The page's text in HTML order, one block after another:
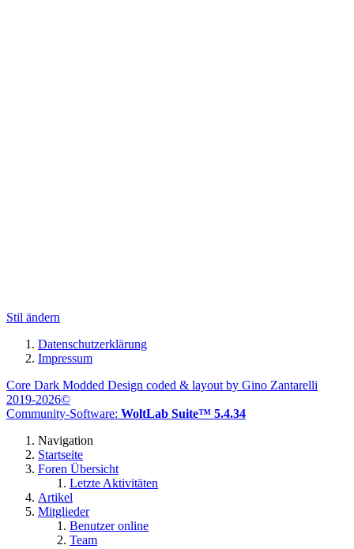
Stil ändern
Datenschutzerklärung
Impressum
Core Dark Modded Design coded & layout by Gino Zantarelli
2019-2026©
Community-Software: WoltLab Suite™ 5.4.34
Navigation
Startseite
Foren Übersicht
Letzte Aktivitäten
Artikel
Mitglieder
Benutzer online
Team